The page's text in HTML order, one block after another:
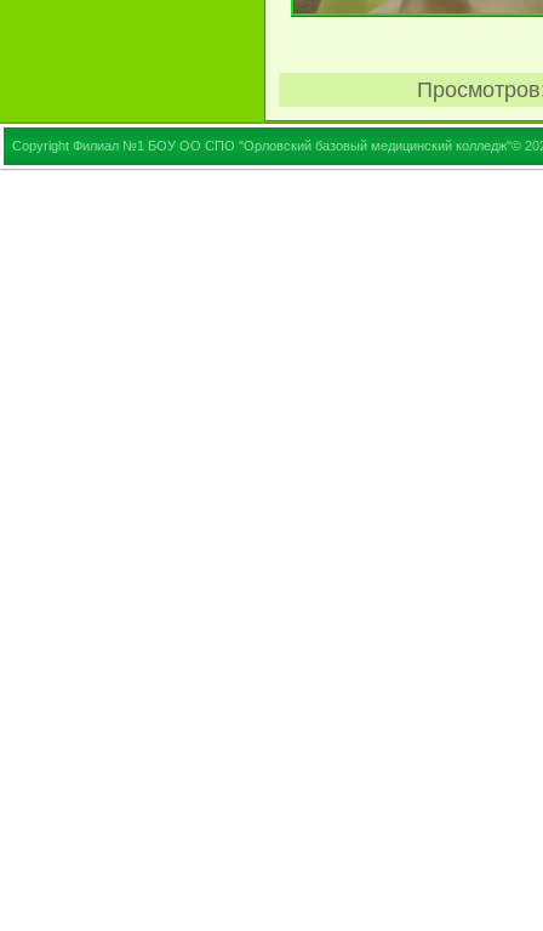
Просмотров
Copyright Филиал №1 БОУ ОО СПО "Орловский базовый медицинский колледж"©